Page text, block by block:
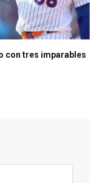
con tres imparables